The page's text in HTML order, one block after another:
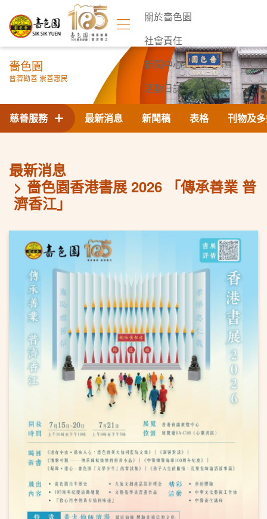
關於嗇色園
社會責任
新聞中心
活動日誌
聯絡我們
嗇色園
普濟勸善 崇善惠民
最新消息 新聞稿 表格 刊物及
慈善服務
最新消息
嗇色園香港書展 2026 「傳承善業 普
濟香江」